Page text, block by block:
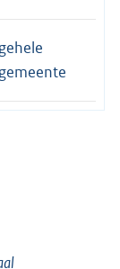
gehele
gemeente